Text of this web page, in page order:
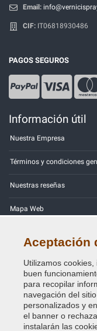
Email:
CIF: IT06818930486
PAGOS SEGUROS
Información útil
Nuestra Empresa
Términos y condiciones
Nuestras reseñas
Mapa Web
Política de Privacidad -
Aceptación
Utilizamos
buen
para recopilar
navegación del
personalizados y
el banner o
instalarán las